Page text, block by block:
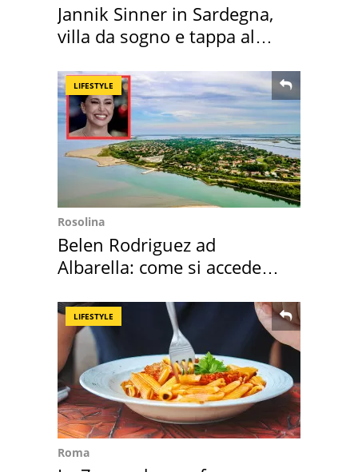
Jannik Sinner in Sardegna,
villa da sogno e tappa al
LIFESTYLE
Rosolina
Belen Rodriguez ad
Albarella: come si accede
LIFESTYLE
Roma